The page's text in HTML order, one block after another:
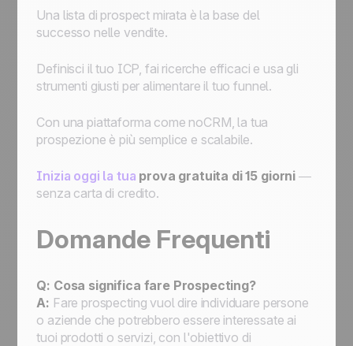
Una lista di prospect mirata è la base del
successo nelle vendite.
Definisci il tuo ICP, fai ricerche efficaci e usa gli
strumenti giusti per alimentare il tuo funnel.
Con una piattaforma come noCRM, la tua
prospezione è più semplice e scalabile.
Inizia oggi la tua prova gratuita di 15 giorni —
senza carta di credito.
Domande Frequenti
Q: Cosa significa fare Prospecting?
A: Fare prospecting vuol dire individuare persone
o aziende che potrebbero essere interessate ai
tuoi prodotti o servizi, con l'obiettivo di